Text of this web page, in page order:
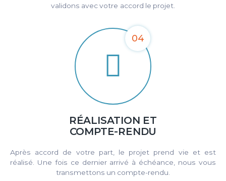
validons avec votre accord le projet.
04
RÉALISATION ET
COMPTE-RENDU
Après accord de votre part, le projet prend vie et est
réalisé. Une fois ce dernier arrivé à échéance, nous vous
transmettons un compte-rendu.